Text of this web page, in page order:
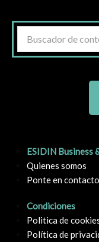
ESIDIN Business
Quienes somos
Ponte en
Condiciones
Politica de
Política de